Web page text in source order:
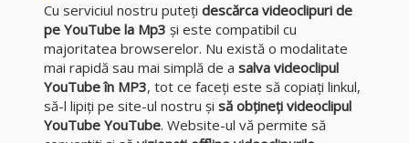
Cu serviciul nostru puteți descărca videoclipuri de
pe YouTube la Mp3 și este compatibil cu
majoritatea browserelor. Nu există o modalitate
mai rapidă sau mai simplă de a salva videoclipul
YouTube în MP3, tot ce faceți este să copiați linkul,
să-l lipiți pe site-ul nostru și să obțineți videoclipul
YouTube YouTube. Website-ul vă permite să